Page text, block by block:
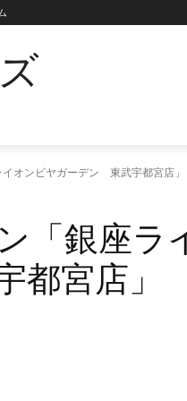
オンビヤガーデン 東武宇都宮店」
「銀座ラ
宮店」